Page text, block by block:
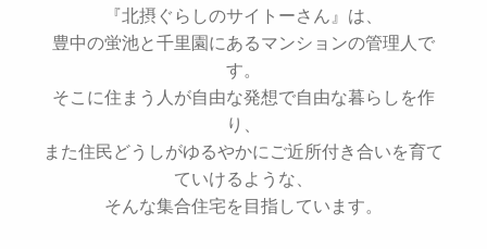
『北摂ぐらしのサイトーさん』は、
豊中の蛍池と千里園にあるマンションの管理人で
す。
そこに住まう人が自由な発想で自由な暮らしを作
り、
また住民どうしがゆるやかにご近所付き合いを育て
ていけるような、
そんな集合住宅を目指しています。